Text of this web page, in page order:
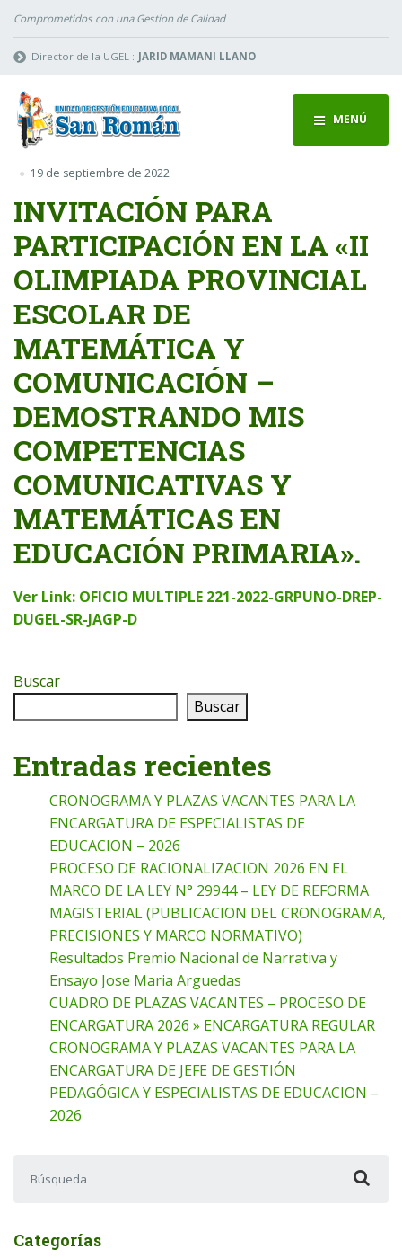
Comprometidos con una Gestion de Calidad
Director de la UGEL : JARID MAMANI LLANO
MENÚ
19 de septiembre de 2022
INVITACIÓN PARA
PARTICIPACIÓN EN LA «II
OLIMPIADA PROVINCIAL
ESCOLAR DE
MATEMÁTICA Y
COMUNICACIÓN –
DEMOSTRANDO MIS
COMPETENCIAS
COMUNICATIVAS Y
MATEMÁTICAS EN
EDUCACIÓN PRIMARIA».
Ver Link: OFICIO MULTIPLE 221-2022-GRPUNO-DREP-
DUGEL-SR-JAGP-D
Buscar
Buscar
Entradas recientes
CRONOGRAMA Y PLAZAS VACANTES PARA LA
ENCARGATURA DE ESPECIALISTAS DE
EDUCACION – 2026
PROCESO DE RACIONALIZACION 2026 EN EL
MARCO DE LA LEY N° 29944 – LEY DE REFORMA
MAGISTERIAL (PUBLICACION DEL CRONOGRAMA,
PRECISIONES Y MARCO NORMATIVO)
Resultados Premio Nacional de Narrativa y
Ensayo Jose Maria Arguedas
CUADRO DE PLAZAS VACANTES – PROCESO DE
ENCARGATURA 2026 » ENCARGATURA REGULAR
CRONOGRAMA Y PLAZAS VACANTES PARA LA
ENCARGATURA DE JEFE DE GESTIÓN
PEDAGÓGICA Y ESPECIALISTAS DE EDUCACION –
2026
Categorías